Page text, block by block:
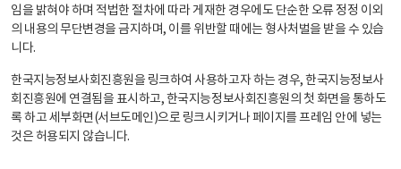
임을 밝혀야 하며 적법한 절차에 따라 게재한 경우에도 단순한 오류 정정 이외
의 내용의 무단변경을 금지하며, 이를 위반할 때에는 형사처벌을 받을 수 있습
니다.
한국지능정보사회진흥원을 링크하여 사용하고자 하는 경우, 한국지능정보사
회진흥원에 연결됨을 표시하고, 한국지능정보사회진흥원의 첫 화면을 통하도
록 하고 세부화면(서브도메인)으로 링크시키거나 페이지를 프레임 안에 넣는
것은 허용되지 않습니다.